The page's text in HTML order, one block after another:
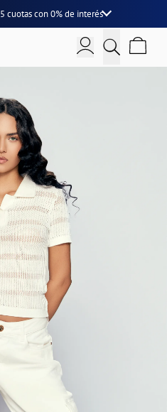
5 cuotascon0% de interés